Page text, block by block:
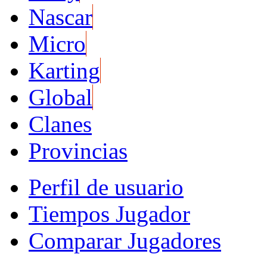
Nascar
Micro
Karting
Global
Clanes
Provincias
Perfil de usuario
Tiempos Jugador
Comparar Jugadores